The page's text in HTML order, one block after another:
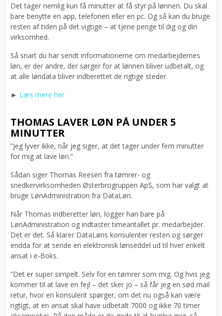
Det tager nemlig kun få minutter at få styr på lønnen. Du skal
bare benytte en app, telefonen eller en pc. Og så kan du bruge
resten af tiden på det vigtige – at tjene penge til dig og din
virksomhed.
Så snart du har sendt informationerne om medarbejdernes
løn, er der andre, der sørger for at lønnen bliver udbetalt, og
at alle løndata bliver indberettet de rigtige steder.
► Læs mere her
THOMAS LAVER LØN PÅ UNDER 5
MINUTTER
”Jeg lyver ikke, når jeg siger, at det tager under fem minutter
for mig at lave løn.”
Sådan siger Thomas Reesen fra tømrer- og
snedkervirksomheden Østerbrogruppen ApS, som har valgt at
bruge LønAdministration fra DataLøn.
Når Thomas indberetter løn, logger han bare på
LønAdministration og indtaster timeantallet pr. medarbejder.
Det er det. Så klarer DataLøns konsulenter resten og sørger
endda for at sende en elektronisk lønseddel ud til hver enkelt
ansat i e-Boks.
”Det er super simpelt. Selv for en tømrer som mig. Og hvis jeg
kommer til at lave en fejl – det sker jo – så får jeg en sød mail
retur, hvor en konsulent spørger, om det nu også kan være
rigtigt, at en ansat skal have udbetalt 7000 og ikke 70 timer